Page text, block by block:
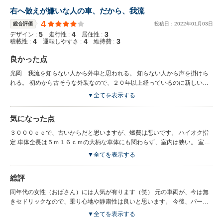
右へ倣えが嫌いな人の車、だから、我流
総合評価 4 投稿日： 2022年01 月03日
デザイン : 5 走行性 : 4 居住性 : 3
積載性 : 4 運転しやすさ : 4 維持費 : 3
良かった点
光岡 我流を知らない人から外車と思われる。 知らない人から声を掛けら
れる。 初めから古そうな外装なので、２０年以上経っているのに新しいか
▼全てを表示する
気になった点
３０００ｃｃで、古いからだと思いますが、燃費は悪いです。 ハイオク指
定 車体全長は５ｍ１６ｃｍの大柄な車体にも関わらず、室内は狭い。 室内
▼全てを表示する
総評
同年代の女性（おばさん）には人気が有ります（笑） 元の車両が、今は無
きセドリックなので、乗り心地や静粛性は良いと思います。 今後、パーツ
の入手が難しくなってくるかも知れませんが、乗っていて楽しい車です。
▼全てを表示する